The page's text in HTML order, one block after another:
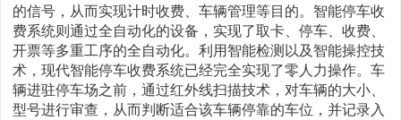
的信号，从而实现计时收费、车辆管理等目的。智能停车收
费系统则通过全自动化的设备，实现了取卡、停车、收费、
开票等多重工序的全自动化。利用智能检测以及智能操控技
术，现代智能停车收费系统已经完全实现了零人力操作。车
辆进驻停车场之前，通过红外线扫描技术，对车辆的大小、
型号进行审查，从而判断适合该车辆停靠的车位，并记录入